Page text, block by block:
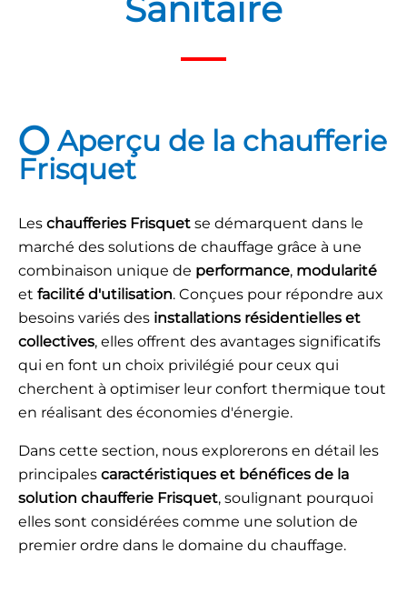
Sanitaire
⭕ Aperçu de la chaufferie
Frisquet
Les chaufferies Frisquet se démarquent dans le
marché des solutions de chauffage grâce à une
combinaison unique de performance, modularité
et facilité d'utilisation. Conçues pour répondre aux
besoins variés des installations résidentielles et
collectives, elles offrent des avantages significatifs
qui en font un choix privilégié pour ceux qui
cherchent à optimiser leur confort thermique tout
en réalisant des économies d'énergie.
Dans cette section, nous explorerons en détail les
principales caractéristiques et bénéfices de la
solution chaufferie Frisquet, soulignant pourquoi
elles sont considérées comme une solution de
premier ordre dans le domaine du chauffage.